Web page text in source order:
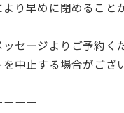
り早めに閉めること
セージよりご予約く
中止する場合がござ
ーー